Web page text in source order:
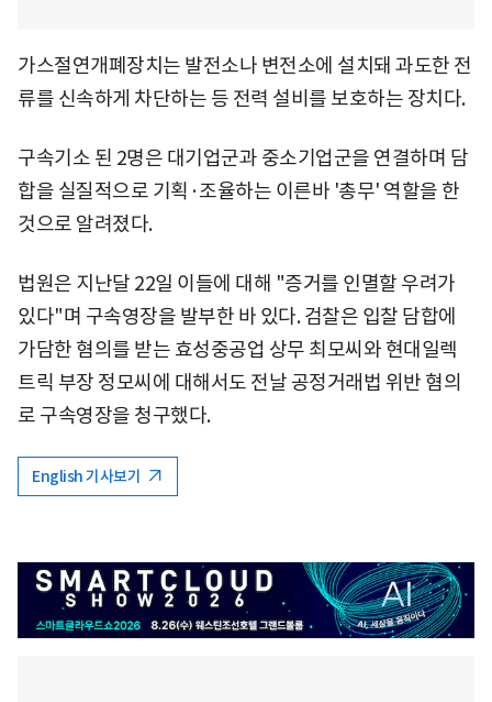
가스절연개폐장치는 발전소나 변전소에 설치돼 과도한 전
류를 신속하게 차단하는 등 전력 설비를 보호하는 장치다.
구속기소 된 2명은 대기업군과 중소기업군을 연결하며 담
합을 실질적으로 기획·조율하는 이른바 '총무' 역할을 한
것으로 알려졌다.
법원은 지난달 22일 이들에 대해 "증거를 인멸할 우려가
있다"며 구속영장을 발부한 바 있다. 검찰은 입찰 담합에
가담한 혐의를 받는 효성중공업 상무 최모씨와 현대일렉
트릭 부장 정모씨에 대해서도 전날 공정거래법 위반 혐의
로 구속영장을 청구했다.
English 기사보기